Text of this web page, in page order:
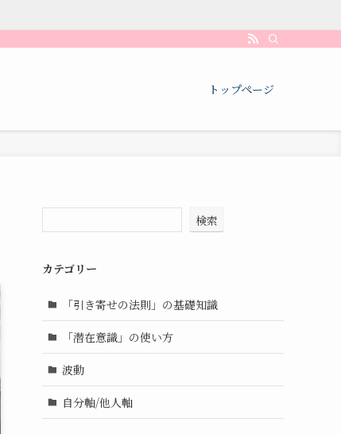
トップページ
検索
カテゴリー
「引き寄せの法則」の基礎知識
「潜在意識」の使い方
波動
自分軸/他人軸